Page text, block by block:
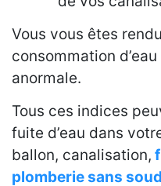
Vous vous êtes
consommation
anormale.
Tous ces indices
fuite d’eau dans
ballon, canalisation,
plomberie sans